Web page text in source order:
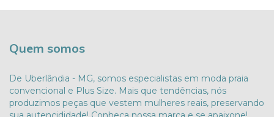
Quem somos
De Uberlândia - MG, somos especialistas em moda praia
convencional e Plus Size. Mais que tendências, nós
produzimos peças que vestem mulheres reais, preservando